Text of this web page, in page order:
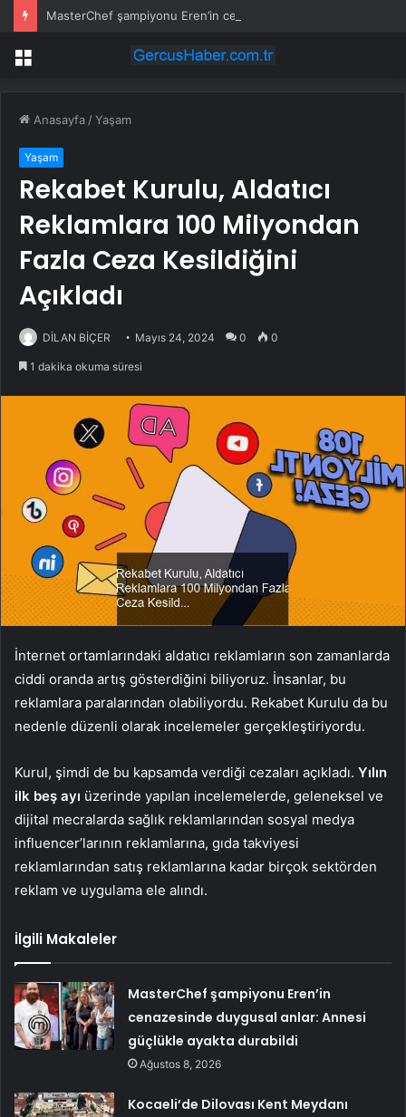
Menü
Anasayfa /Yaşam
Yaşam
Rekabet Kurulu, Aldatıcı
Reklamlara 100 Milyondan
Fazla Ceza Kesildiğini
Açıkladı
DİLAN BİÇER Mayıs 24, 2024 0 0
1 dakika okuma süresi
İnternet ortamlarındaki aldatıcı reklamların son zamanlarda
ciddi oranda artış gösterdiğini biliyoruz. İnsanlar, bu
reklamlara paralarından olabiliyordu. Rekabet Kurulu da bu
nedenle düzenli olarak incelemeler gerçekleştiriyordu.
Kurul, şimdi de bu kapsamda verdiği cezaları açıkladı. Yılın
ilk beş ayı üzerinde yapılan incelemelerde, geleneksel ve
dijital mecralarda sağlık reklamlarından sosyal medya
influencer’larının reklamlarına, gıda takviyesi
reklamlarından satış reklamlarına kadar birçok sektörden
reklam ve uygulama ele alındı.
İlgili Makaleler
MasterChef şampiyonu Eren’in
cenazesinde duygusal anlar: Annesi
güçlükle ayakta durabildi
Ağustos 8, 2026
Kocaeli’de Dilovası Kent Meydanı